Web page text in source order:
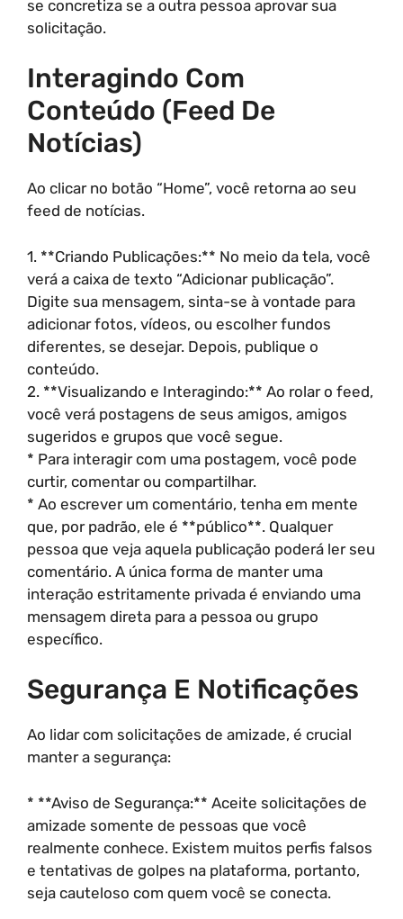
se concretiza se a outra pessoa aprovar sua
solicitação.
Interagindo Com
Conteúdo (Feed De
Notícias)
Ao clicar no botão “Home”, você retorna ao seu
feed de notícias.
1. **Criando Publicações:** No meio da tela, você
verá a caixa de texto “Adicionar publicação”.
Digite sua mensagem, sinta-se à vontade para
adicionar fotos, vídeos, ou escolher fundos
diferentes, se desejar. Depois, publique o
conteúdo.
2. **Visualizando e Interagindo:** Ao rolar o feed,
você verá postagens de seus amigos, amigos
sugeridos e grupos que você segue.
* Para interagir com uma postagem, você pode
curtir, comentar ou compartilhar.
* Ao escrever um comentário, tenha em mente
que, por padrão, ele é **público**. Qualquer
pessoa que veja aquela publicação poderá ler seu
comentário. A única forma de manter uma
interação estritamente privada é enviando uma
mensagem direta para a pessoa ou grupo
específico.
Segurança E Notificações
Ao lidar com solicitações de amizade, é crucial
manter a segurança:
* **Aviso de Segurança:** Aceite solicitações de
amizade somente de pessoas que você
realmente conhece. Existem muitos perfis falsos
e tentativas de golpes na plataforma, portanto,
seja cauteloso com quem você se conecta.